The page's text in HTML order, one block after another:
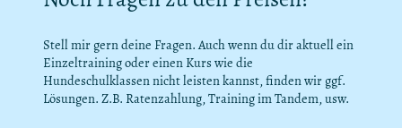
Stell mir gern deine Fragen. Auch wenn du dir aktuell ein
Einzeltraining oder einen Kurs wie die
Hundeschulklassen nicht leisten kannst, finden wir ggf.
Lösungen. Z.B. Ratenzahlung, Training im Tandem, usw.